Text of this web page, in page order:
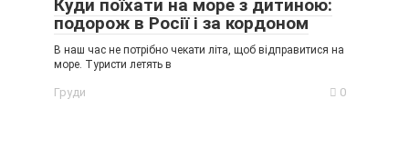
Куди поїхати на море з дитиною:
подорож в Росії і за кордоном
В наш час не потрібно чекати літа, щоб відправитися на
море. Туристи летять в
Груди 0